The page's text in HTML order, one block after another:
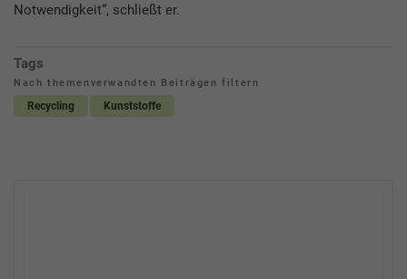
Notwendigkeit“, schließt er.
Tags
Nach themenverwandten Beiträgen filtern
Recycling Kunststoffe